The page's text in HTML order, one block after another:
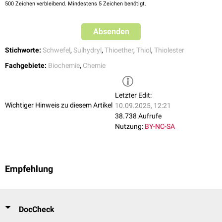
500 Zeichen verbleibend. Mindestens 5 Zeichen benötigt.
Absenden
Stichworte: Schwefel, Sulhydryl, Thioether, Thiol, Thiolester
Fachgebiete: Biochemie, Chemie
Wichtiger Hinweis zu diesem Artikel
Letzter Edit:
10.09.2025, 12:21
38.738 Aufrufe
Nutzung: BY-NC-SA
Empfehlung
DocCheck